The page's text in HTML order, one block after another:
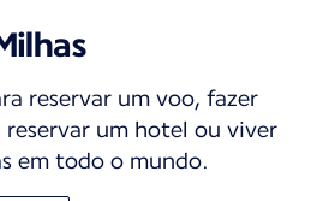
reservar um voo, fazer
reservar um hotel ou viver
em todo o mundo.